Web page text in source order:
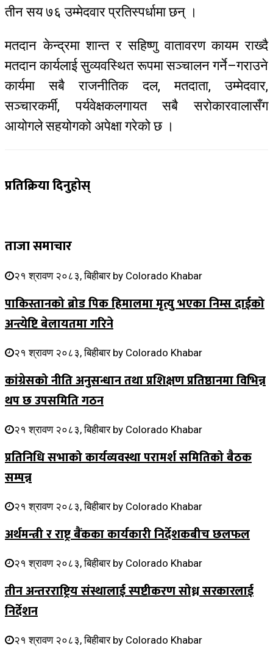
तीन सय ७६ उम्मेदवार प्रतिस्पर्धामा छन् ।
मतदान केन्द्रमा शान्त र सहिष्णु वातावरण कायम राख्दै
मतदान कार्यलाई सुव्यवस्थित रूपमा सञ्चालन गर्ने–गराउने
कार्यमा सबै राजनीतिक दल, मतदाता, उम्मेदवार,
सञ्चारकर्मी, पर्यवेक्षकलगायत सबै सरोकारवालासँग
आयोगले सहयोगको अपेक्षा गरेको छ ।
प्रतिक्रिया दिनुहोस्
ताजा समाचार
२१ श्रावण २०८३, बिहीबारby Colorado Khabar
पाकिस्तानको ब्रोड पिक हिमालमा मृत्यु भएका निम्स दाईको
अन्त्येष्टि बेलायतमा गरिने
२१ श्रावण २०८३, बिहीबारby Colorado Khabar
कांग्रेसको नीति अनुसन्धान तथा प्रशिक्षण प्रतिष्ठानमा विभिन्न
थप छ उपसमिति गठन
२१ श्रावण २०८३, बिहीबारby Colorado Khabar
प्रतिनिधि सभाको कार्यव्यवस्था परामर्श समितिको बैठक
सम्पन्न
२१ श्रावण २०८३, बिहीबारby Colorado Khabar
अर्थमन्त्री र राष्ट्र बैंकका कार्यकारी निर्देशकबीच छलफल
२१ श्रावण २०८३, बिहीबारby Colorado Khabar
तीन अन्तरराष्ट्रिय संस्थालाई स्पष्टीकरण सोध्न सरकारलाई
निर्देशन
२१ श्रावण २०८३, बिहीबारby Colorado Khabar